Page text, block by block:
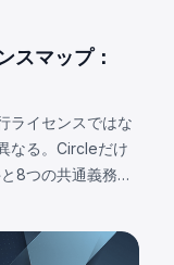
スマップ：
ライセンスではな
なる。Circleだけ
8つの共通義務を